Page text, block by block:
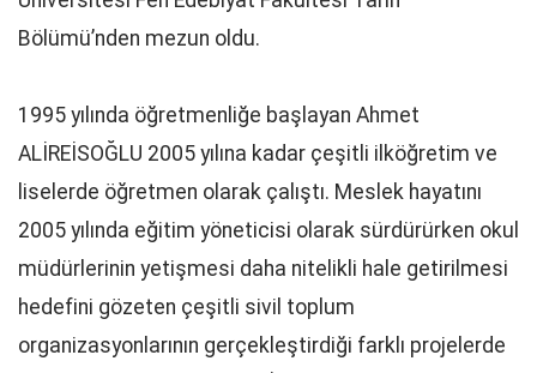
Bölümü’nden mezun oldu.
1995 yılında öğretmenliğe başlayan Ahmet
ALİREİSOĞLU 2005 yılına kadar çeşitli ilköğretim ve
liselerde öğretmen olarak çalıştı. Meslek hayatını
2005 yılında eğitim yöneticisi olarak sürdürürken okul
müdürlerinin yetişmesi daha nitelikli hale getirilmesi
hedefini gözeten çeşitli sivil toplum
organizasyonlarının gerçekleştirdiği farklı projelerde